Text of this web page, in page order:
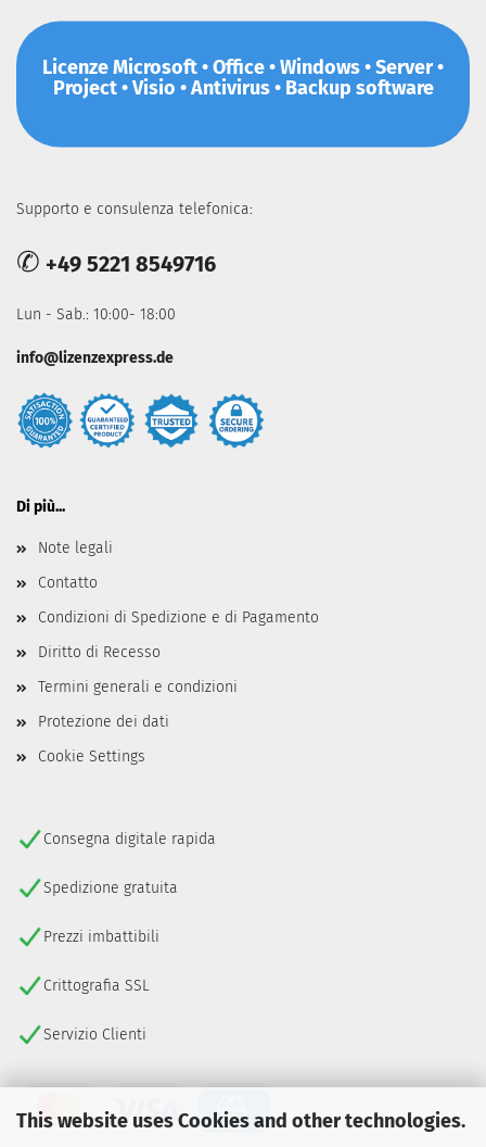
This website uses Cookies and other technologies.
Licenze Microsoft • Office • Windows • Server •
Project • Visio • Antivirus • Backup software
Supporto e consulenza telefonica:
✆ +49 5221 8549716
Lun - Sab.: 10:00- 18:00
info@lizenzexpress.de
Di più...
Note legali
Contatto
Condizioni di Spedizione e di Pagamento
Diritto di Recesso
Termini generali e condizioni
Protezione dei dati
Cookie Settings
Consegna digitale rapida
Spedizione gratuita
Prezzi imbattibili
Crittografia SSL
Servizio Clienti